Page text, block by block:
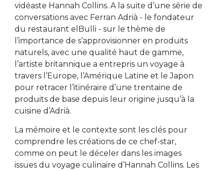
vidéaste Hannah Collins. A la suite d’une série de
conversations avec Ferran Adrià - le fondateur
du restaurant elBulli - sur le thème de
l’importance de s’approvisionner en produits
naturels, avec une qualité haut de gamme,
l’artiste britannique a entrepris un voyage à
travers l’Europe, l’Amérique Latine et le Japon
pour retracer l’itinéraire d’une trentaine de
produits de base depuis leur origine jusqu’à la
cuisine d’Adrià.
La mémoire et le contexte sont les clés pour
comprendre les créations de ce chef-star,
comme on peut le déceler dans les images
issues du voyage culinaire d’Hannah Collins. Les